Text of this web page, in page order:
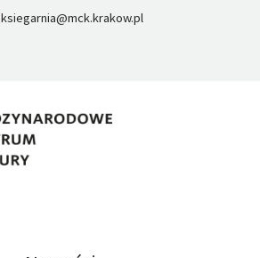
ksiegarnia@mck.krakow.pl